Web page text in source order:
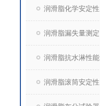
润滑脂化学安定性
润滑脂漏失量测定
润滑脂抗水淋性能
润滑脂滚筒安定性